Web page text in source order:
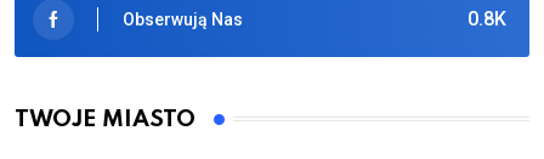
0.8K
Obserwują Nas
TWOJE MIASTO